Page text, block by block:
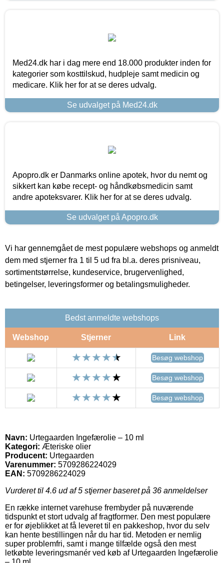
Med24.dk har i dag mere end 18.000 produkter inden for
kategorier som kosttilskud, hudpleje samt medicin og
medicare. Klik her for at se deres udvalg.
Se udvalget på Med24.dk
Apopro.dk er Danmarks online apotek, hvor du nemt og
sikkert kan købe recept- og håndkøbsmedicin samt
andre apoteksvarer. Klik her for at se deres udvalg.
Se udvalget på Apopro.dk
Vi har gennemgået de mest populære webshops og anmeldt
dem med stjerner fra 1 til 5 ud fra bl.a. deres prisniveau,
sortimentstørrelse, kundeservice, brugervenlighed,
betingelser, leveringsformer og betalingsmuligheder.
Bedst anmeldte webshops
Webshop Stjerner Link
Besøg webshop
Besøg webshop
Besøg webshop
Navn: Urtegaarden Ingefærolie – 10 ml
Kategori: Æteriske olier
Producent: Urtegaarden
Varenummer: 5709286224029
EAN: 5709286224029
Vurderet til 4.6 ud af 5 stjerner baseret på 36 anmeldelser
En række internet varehuse frembyder på nuværende
tidspunkt et stort udvalg af fragtformer. Den mest populære
er for øjeblikket at få leveret til en pakkeshop, hvor du selv
kan hente bestillingen når du har tid. Metoden er nemlig
super problemfri, samt i mange tilfælde også den mest
letkøbte leveringsmanér ved køb af Urtegaarden Ingefærolie